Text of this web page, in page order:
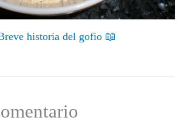
historia del gofio 📖